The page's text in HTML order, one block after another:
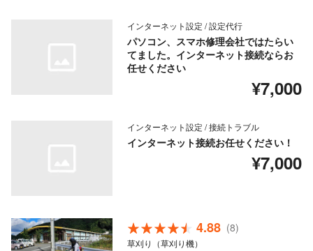
インターネット設定 / 設定代行
パソコン、スマホ修理会社ではたらい
てました。インターネット接続ならお
任せください
¥7,000
インターネット設定 / 接続トラブル
インターネット接続お任せください！
¥7,000
4.88 (8)
草刈り（草刈り機）